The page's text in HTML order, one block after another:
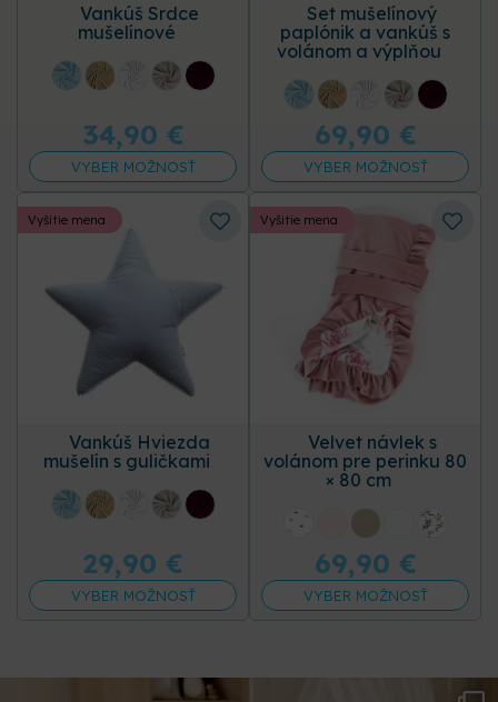
Vankúš Srdce
mušelínové
34,90 €
VYBER MOŽNOSŤ
Set mušelínový
paplónik a vankúš s
volánom a výplňou
69,90 €
VYBER MOŽNOSŤ
Vankúš Hviezda
mušelín s guličkami
29,90 €
VYBER MOŽNOSŤ
Vyšitie mena
Velvet návlek s
volánom pre perinku 80
× 80 cm
69,90 €
VYBER MOŽNOSŤ
Vyšitie mena